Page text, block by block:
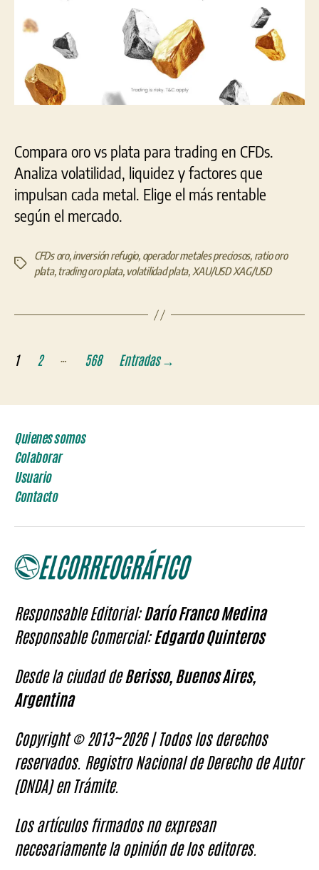
Compara oro vs plata para trading en CFDs.
Analiza volatilidad, liquidez y factores que
impulsan cada metal. Elige el más rentable
según el mercado.
Etiquetas
CFDs oro,inversión refugio, operador metales preciosos, ratio oro
plata,trading oro plata, volatilidad plata, XAU/USD XAG/USD
Paginación
de
entradas
1 2 568 Entradas→
Quienes somos
Colaborar
Usuario
Contacto
Responsable Editorial:Darío Franco Medina
Responsable Comercial:Edgardo Quinteros
Desde la ciudad deBerisso, Buenos Aires,
Argentina
Copyright © 2013~2026 | Todos los derechos
reservados. Registro Nacional de Derecho de Autor
(DNDA) en Trámite.
Los artículos firmados no expresan
necesariamente la opinión de los editores.